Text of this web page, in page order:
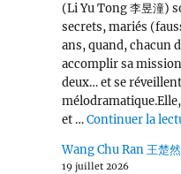
(Li Yu Tong 李昱潼)
secrets, mariés
ans, quand, chacun
accomplir sa
deux… et se
et …Continuer la
Wang Chu Ran 王楚
19 juillet 2026